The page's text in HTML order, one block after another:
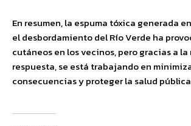
En resumen, la espuma tóxica generada
el desbordamiento del Río Verde ha
cutáneos en los vecinos, pero gracias a
respuesta, se está trabajando en
consecuencias y proteger la salud